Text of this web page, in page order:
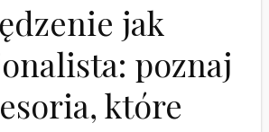
jak
poznaj
które